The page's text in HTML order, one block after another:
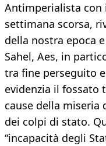
Antimperialista con
settimana scorsa,
della nostra epoca
Sahel, Aes, in
tra fine perseguito
evidenzia il fossato
cause della miseria
dei colpi di stato.
“incapacità degli